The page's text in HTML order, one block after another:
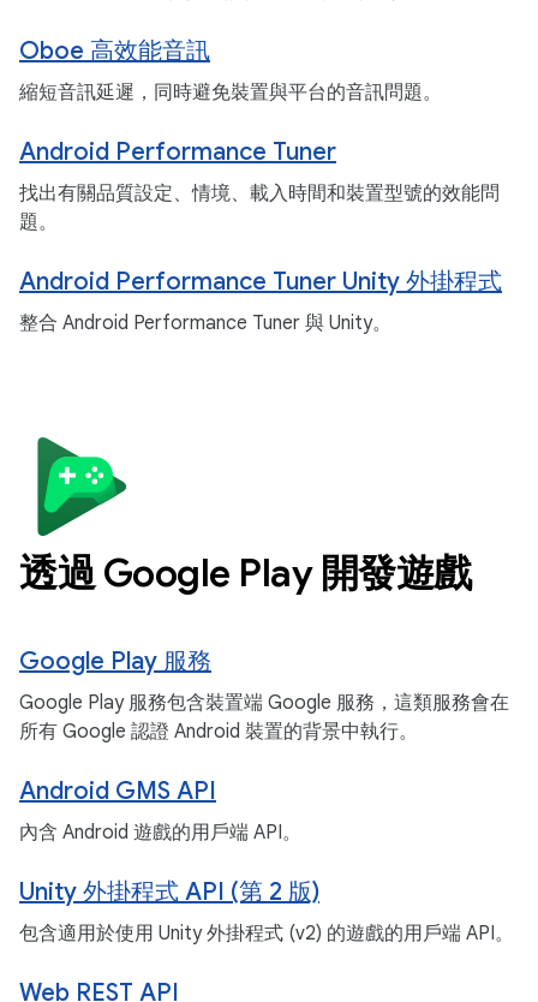
Oboe 高效能音訊
縮短音訊延遲，同時避免裝置與平台的音訊問題。
Android Performance Tuner
找出有關品質設定、情境、載入時間和裝置型號的效能問
題。
Android Performance Tuner Unity 外掛程式
整合 Android Performance Tuner 與 Unity。
透過 Google Play 開發遊戲
Google Play 服務
Google Play 服務包含裝置端 Google 服務，這類服務會在
所有 Google 認證 Android 裝置的背景中執行。
Android GMS API
內含 Android 遊戲的用戶端 API。
Unity 外掛程式 API (第 2 版)
包含適用於使用 Unity 外掛程式 (v2) 的遊戲的用戶端 API。
Web REST API